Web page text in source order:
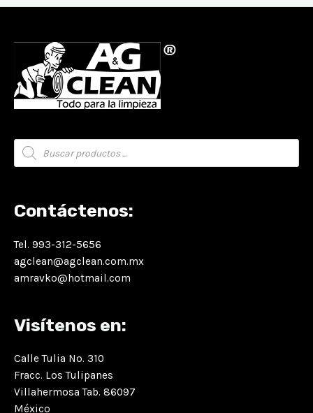
Búsqueda
de
productos
Contáctenos:
Tel. 993-312-5656
agclean@agclean.com.mx
amravko@hotmail.com
Visítenos en:
Calle Tulia No. 310
Fracc. Los Tulipanes
Villahermosa Tab. 86097
México